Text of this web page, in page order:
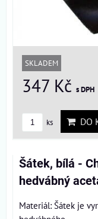
SKLADEM
347 Kč s DPH
ks DO
Šátek, bílá -
hedvábný
Materiál: Šátek je